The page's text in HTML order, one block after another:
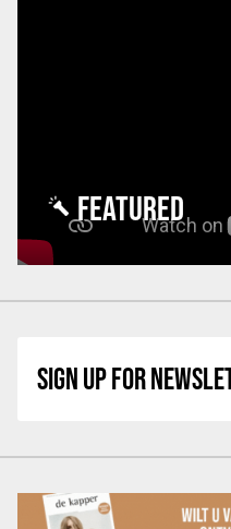
FEATURED
SIGN UP FOR